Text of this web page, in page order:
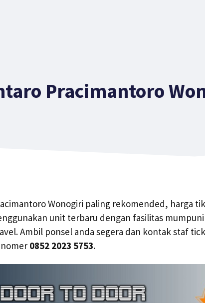
Pracimantoro
Wonogiri paling rekomended, harga
unit terbaru dengan fasilitas mumpuni
Ambil ponsel anda segera dan kontak staf
0852 2023 5753.